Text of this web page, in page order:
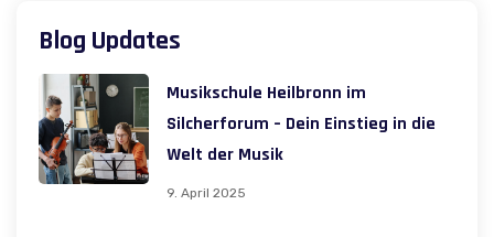
Blog Updates
Musikschule Heilbronn im
Silcherforum – Dein Einstieg in die
Welt der Musik
9. April 2025